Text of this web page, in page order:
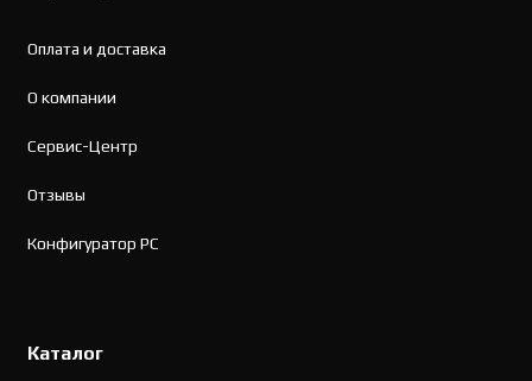
Оплата и доставка
О компании
Сервис-Центр
Отзывы
Конфигуратор PC
Каталог